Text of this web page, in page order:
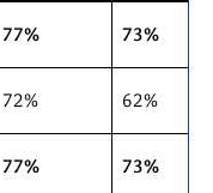
77% 73%
72% 62%
77% 73%